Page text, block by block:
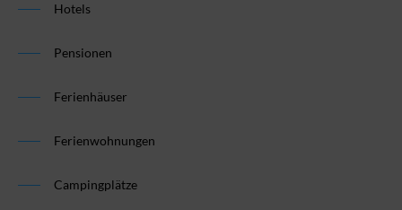
Hotels
Pensionen
Ferienhäuser
Ferienwohnungen
Campingplätze